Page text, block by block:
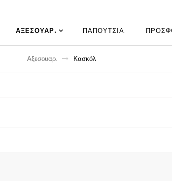
ΑΞΕΣΟΥΑΡ. ΠΑΠΟΎΤΣΙΑ
Αξεσουαρ Κασκόλ